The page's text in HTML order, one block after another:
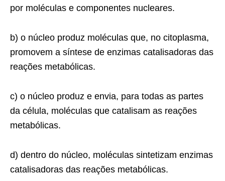
por moléculas e componentes nucleares.
b) o núcleo produz moléculas que, no citoplasma,
promovem a síntese de enzimas catalisadoras das
reações metabólicas.
c) o núcleo produz e envia, para todas as partes
da célula, moléculas que catalisam as reações
metabólicas.
d) dentro do núcleo, moléculas sintetizam enzimas
catalisadoras das reações metabólicas.